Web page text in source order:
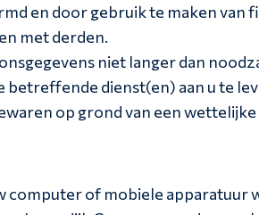
en door gebruik te maken van
met derden.
niet langer dan
betreffende dienst(en) aan u te
op grond van een
computer of mobiele apparatuur